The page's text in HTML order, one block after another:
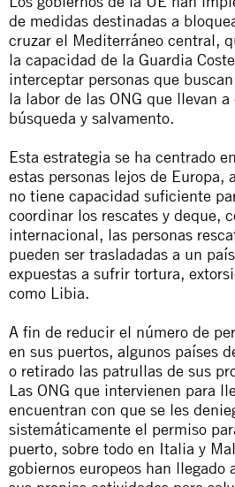
de medidas destinadas a
cruzar el Mediterráneo central,
la capacidad de la Guardia
interceptar personas que
la labor de las ONG que llevan
búsqueda y salvamento.
Esta estrategia se ha centrado
estas personas lejos de Europa,
no tiene capacidad suficiente
coordinar los rescates y deque,
internacional, las personas
pueden ser trasladadas a un
expuestas a sufrir tortura,
como Libia.
A fin de reducir el número de
en sus puertos, algunos países
o retirado las patrullas de sus
Las ONG que intervienen para
encuentran con que se les
sistemáticamente el permiso
puerto, sobre todo en Italia y
gobiernos europeos han llegado